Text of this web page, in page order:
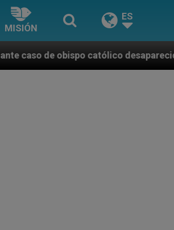
MISIÓN
ES
católico desaparecido por la dictadura